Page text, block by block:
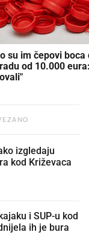
su im čepovi boca
od 10.000
kod Križevaca
i SUP-u kod
ih je bura